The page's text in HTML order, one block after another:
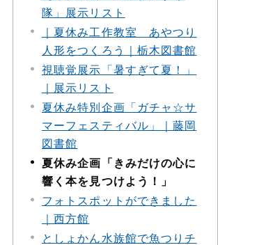
隊」展示リスト
｜夏休み工作教室 あやつり
人形をつくろう｜栃木図書館
視聴覚展示「暑すぎて夏！」
｜展示リスト
夏休み特別企画「ガチャ☆サ
マーフェスティバル」｜藤岡
図書館
夏休み企画「きみだけの心に
響く本を見つけよう！」
フォトスポットができました
｜西方館
としょかん水族館で魚つりチ